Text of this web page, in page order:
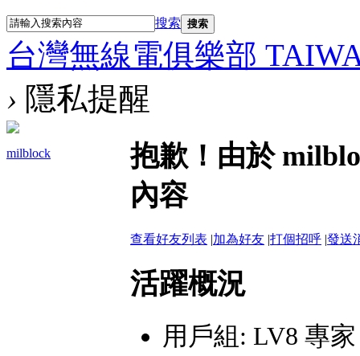
搜索 搜索
台灣無線電俱樂部
› 隱私提醒
milblock
抱歉！由於
內容
查看好友列表 |加為好友 |打個招呼 |發送
活躍概況
用戶組: LV8 專家